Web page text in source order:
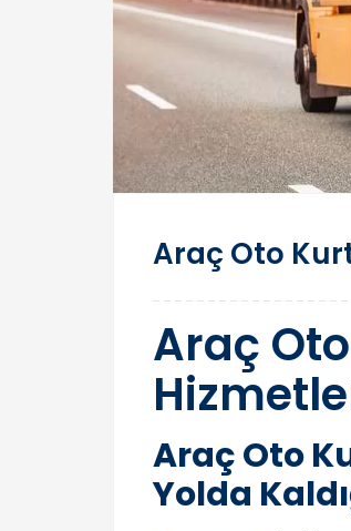
Araç Oto
Araç
Araç Oto
Yolda